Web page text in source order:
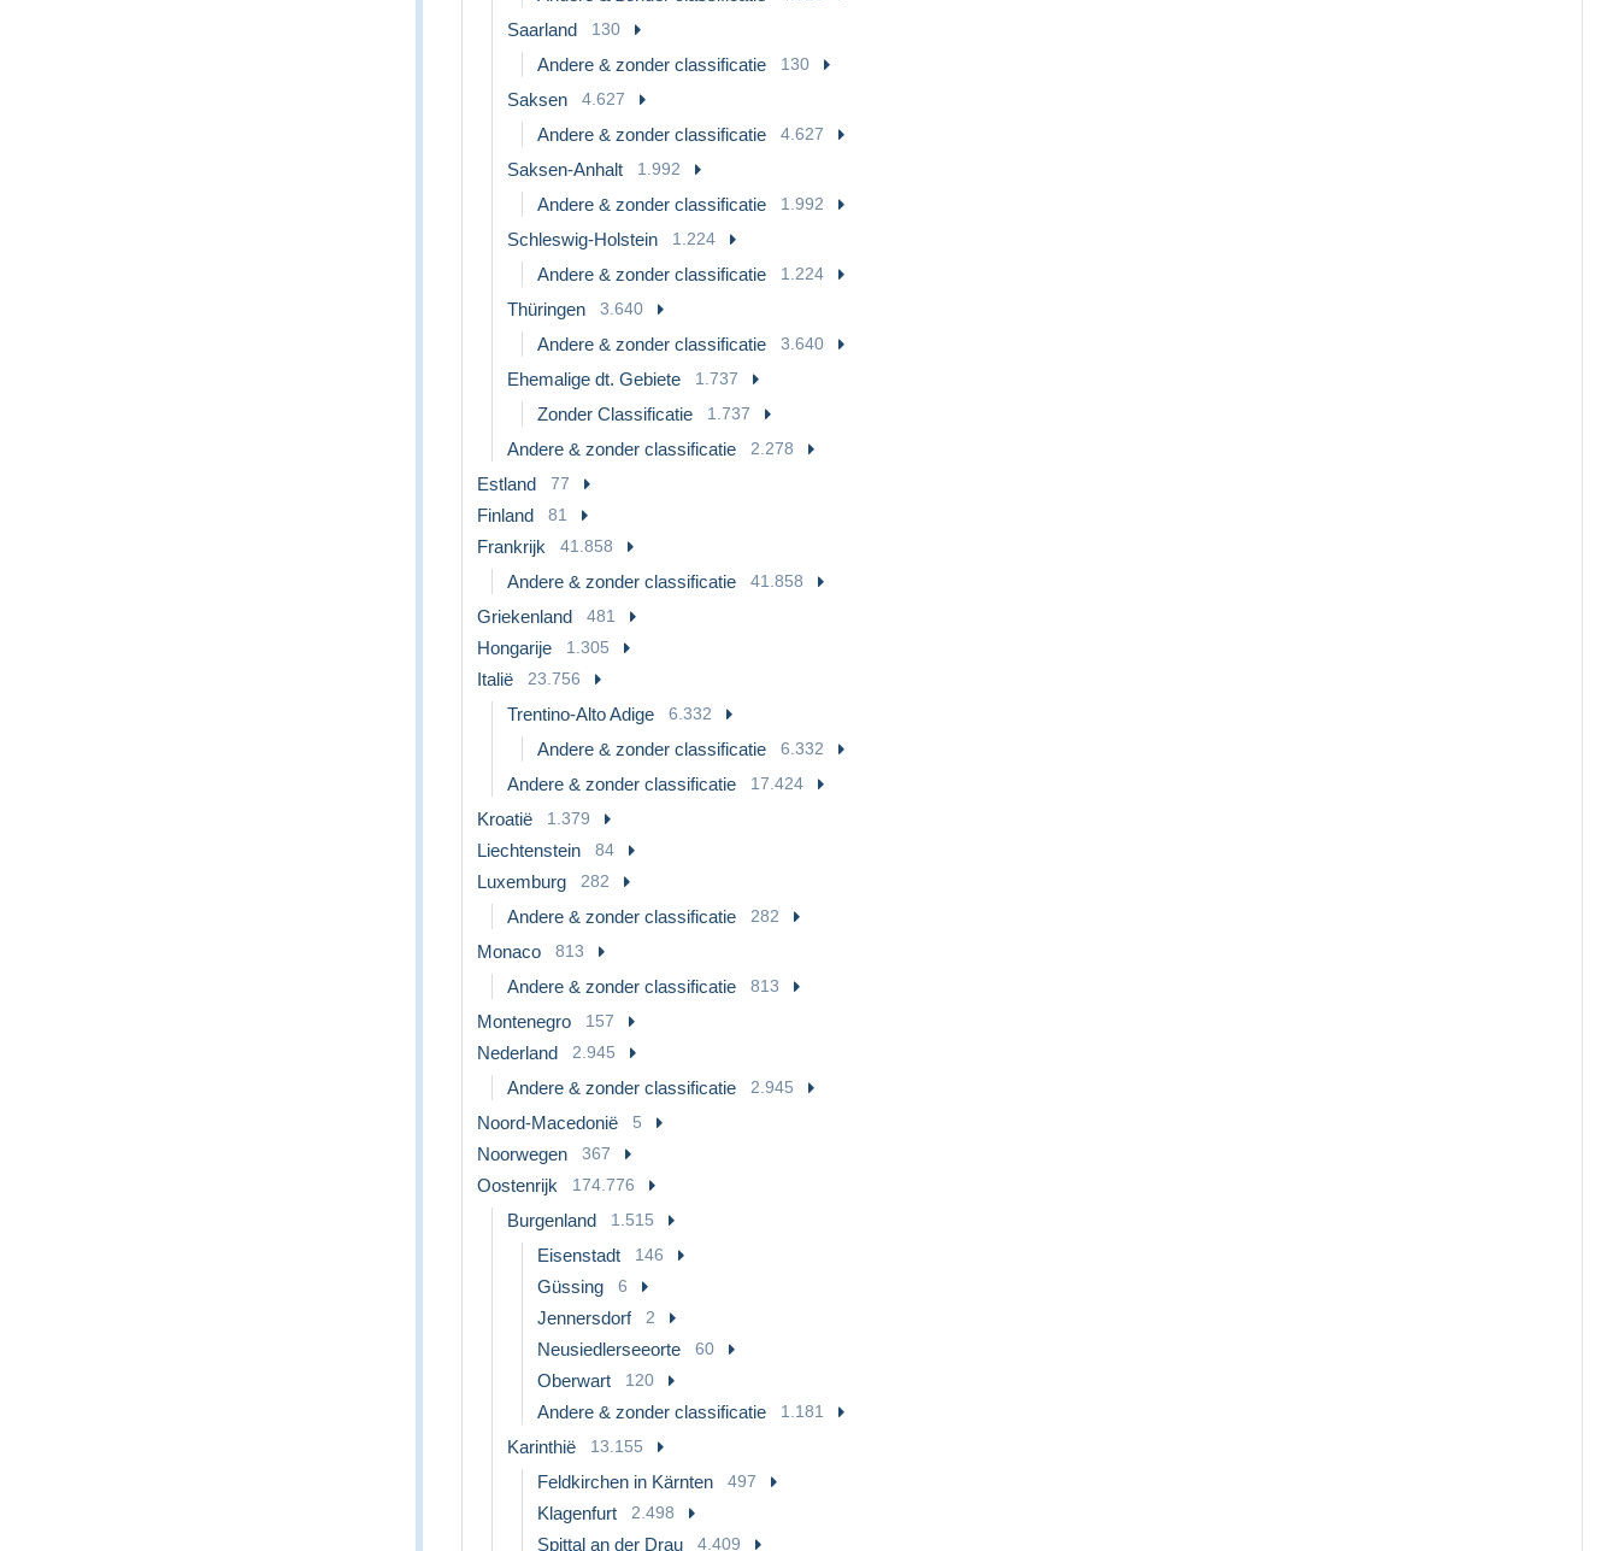
Saarland 130
Andere & zonder classificatie 130
Saksen 4.627
Andere & zonder classificatie 4.627
Saksen-Anhalt 1.992
Andere & zonder classificatie 1.992
Schleswig-Holstein 1.224
Andere & zonder classificatie 1.224
Thüringen 3.640
Andere & zonder classificatie 3.640
Ehemalige dt. Gebiete 1.737
Zonder Classificatie 1.737
Andere & zonder classificatie 2.278
Estland 77
Finland 81
Frankrijk 41.858
Andere & zonder classificatie 41.858
Griekenland 481
Hongarije 1.305
Italië 23.756
Trentino-Alto Adige 6.332
Andere & zonder classificatie 6.332
Andere & zonder classificatie 17.424
Kroatië 1.379
Liechtenstein 84
Luxemburg 282
Andere & zonder classificatie 282
Monaco 813
Andere & zonder classificatie 813
Montenegro 157
Nederland 2.945
Andere & zonder classificatie 2.945
Noord-Macedonië 5
Noorwegen 367
Oostenrijk 174.776
Burgenland 1.515
Eisenstadt 146
Güssing 6
Jennersdorf 2
Neusiedlerseeorte 60
Oberwart 120
Andere & zonder classificatie 1.181
Karinthië 13.155
Feldkirchen in Kärnten 497
Klagenfurt 2.498
Spittal an der Drau 4.409